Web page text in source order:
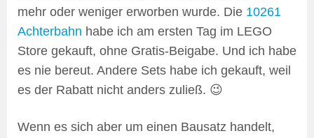
mehr oder weniger erworben wurde. Die 10261
Achterbahn habe ich am ersten Tag im LEGO
Store gekauft, ohne Gratis-Beigabe. Und ich habe
es nie bereut. Andere Sets habe ich gekauft, weil
es der Rabatt nicht anders zuließ. 😉
Wenn es sich aber um einen Bausatz handelt,